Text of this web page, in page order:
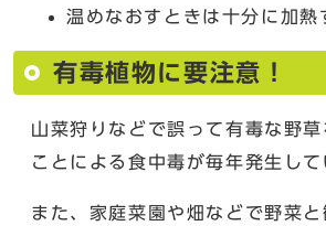
温めなおすときは十分に加熱
有毒植物に要注意！
山菜狩りなどで誤って有毒な野
ことによる食中毒が毎年発生して
また、家庭菜園や畑などで野菜